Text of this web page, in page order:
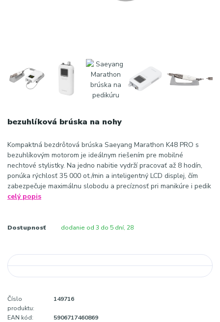
bezuhlíková brúska na nohy
Kompaktná bezdrôtová brúska Saeyang Marathon K48 PRO s
bezuhlíkovým motorom je ideálnym riešením pre mobilné
nechtové stylistky. Na jedno nabitie vydrží pracovať až 8 hodín,
ponúka rýchlosť 35 000 ot./min a inteligentný LCD displej, čím
zabezpečuje maximálnu slobodu a precíznosť pri manikúre i pedik
celý popis
Dostupnosť dodanie od 3 do 5 dní, 28
Číslo
produktu:
149716
EAN kód:
5906717460869